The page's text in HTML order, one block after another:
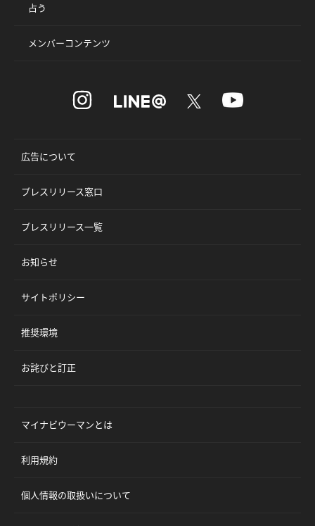
占う
メンバーコンテンツ
広告について
プレスリリース窓口
プレスリリース一覧
お知らせ
サイトポリシー
推奨環境
お詫びと訂正
マイナビウーマンとは
利用規約
個人情報の取扱いについて